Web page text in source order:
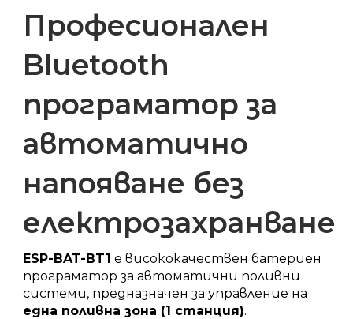
Bluetooth®,
IP68
количество
Професионален
Bluetooth
програматор за
автоматично
напояване без
електрозахранване
ESP-BAT-BT1 е висококачествен батериен
програматор за автоматични поливни
системи, предназначен за управление на
една поливна зона (1 станция).